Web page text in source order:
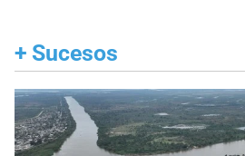
+ Sucesos